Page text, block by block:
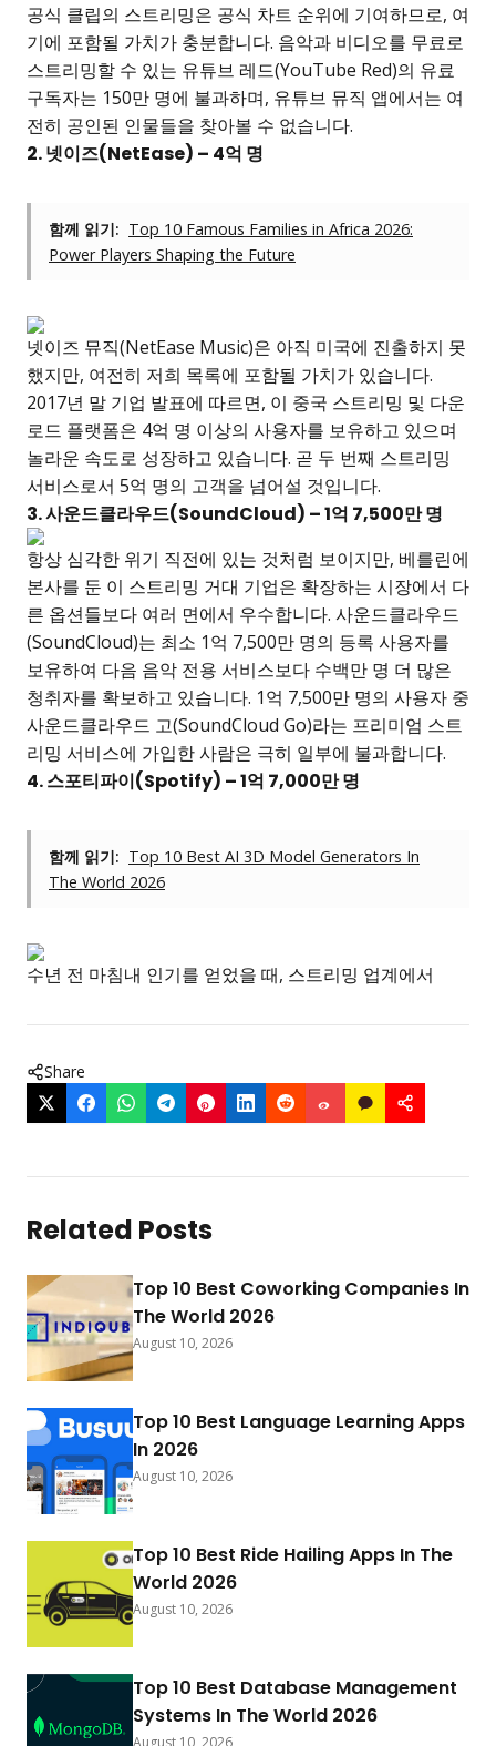
공식 클립의 스트리밍은 공식 차트 순위에 기여하므로, 여
기에 포함될 가치가 충분합니다. 음악과 비디오를 무료로
스트리밍할 수 있는 유튜브 레드(YouTube Red)의 유료
구독자는 150만 명에 불과하며, 유튜브 뮤직 앱에서는 여
전히 공인된 인물들을 찾아볼 수 없습니다.
2. 넷이즈(NetEase) – 4억 명
함께 읽기: Top 10 Famous Families in Africa 2026:
Power Players Shaping the Future
넷이즈 뮤직(NetEase Music)은 아직 미국에 진출하지 못
했지만, 여전히 저희 목록에 포함될 가치가 있습니다.
2017년 말 기업 발표에 따르면, 이 중국 스트리밍 및 다운
로드 플랫폼은 4억 명 이상의 사용자를 보유하고 있으며
놀라운 속도로 성장하고 있습니다. 곧 두 번째 스트리밍
서비스로서 5억 명의 고객을 넘어설 것입니다.
3. 사운드클라우드(SoundCloud) – 1억 7,500만 명
항상 심각한 위기 직전에 있는 것처럼 보이지만, 베를린에
본사를 둔 이 스트리밍 거대 기업은 확장하는 시장에서 다
른 옵션들보다 여러 면에서 우수합니다. 사운드클라우드
(SoundCloud)는 최소 1억 7,500만 명의 등록 사용자를
보유하여 다음 음악 전용 서비스보다 수백만 명 더 많은
청취자를 확보하고 있습니다. 1억 7,500만 명의 사용자 중
사운드클라우드 고(SoundCloud Go)라는 프리미엄 스트
리밍 서비스에 가입한 사람은 극히 일부에 불과합니다.
4. 스포티파이(Spotify) – 1억 7,000만 명
함께 읽기: Top 10 Best AI 3D Model Generators In
The World 2026
수년 전 마침내 인기를 얻었을 때, 스트리밍 업계에서
Share
Related Posts
Top 10 Best Coworking Companies In
The World 2026
August 10, 2026
Top 10 Best Language Learning Apps
In 2026
August 10, 2026
Top 10 Best Ride Hailing Apps In The
World 2026
August 10, 2026
Top 10 Best Database Management
Systems In The World 2026
August 10, 2026